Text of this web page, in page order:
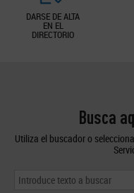
DARSE DE ALTA
EN EL
DIRECTORIO
Busca
Utiliza el buscador o